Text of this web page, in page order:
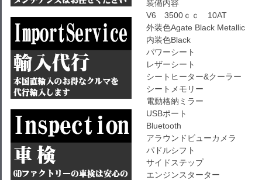
装備内容
V6 3500ｃｃ 10AT
外装色Agate Black Metallic
内装色Black
パワーシート
レザーシート
シートヒーター&クーラー
シートメモリー
電動格納ミラー
USBポート
Bluetooth
アラウンドビューカメラ
パドルシフト
サイドステップ
エンジンスターター